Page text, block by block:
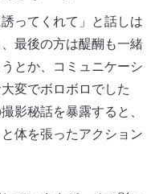
ってくれて」と話しは
最後の方は醍醐も一緒
とか、コミュニケーシ
変でボロボロでした
影秘話を暴露すると、
体を張ったアクション